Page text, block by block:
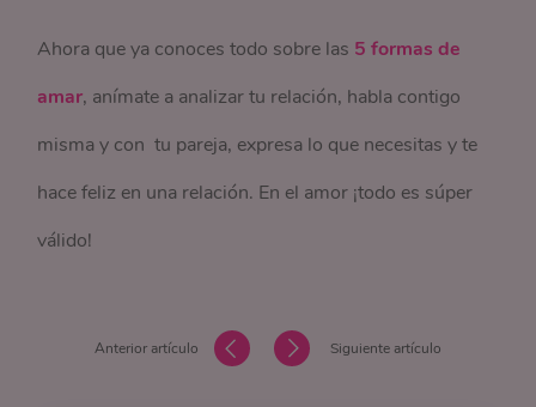
Ahora que ya conoces todo sobre las 5 formas de
amar, anímate a analizar tu relación, habla contigo
misma y con tu pareja, expresa lo que necesitas y te
hace feliz en una relación. En el amor ¡todo es súper
válido!
Anterior artículo Siguiente artículo